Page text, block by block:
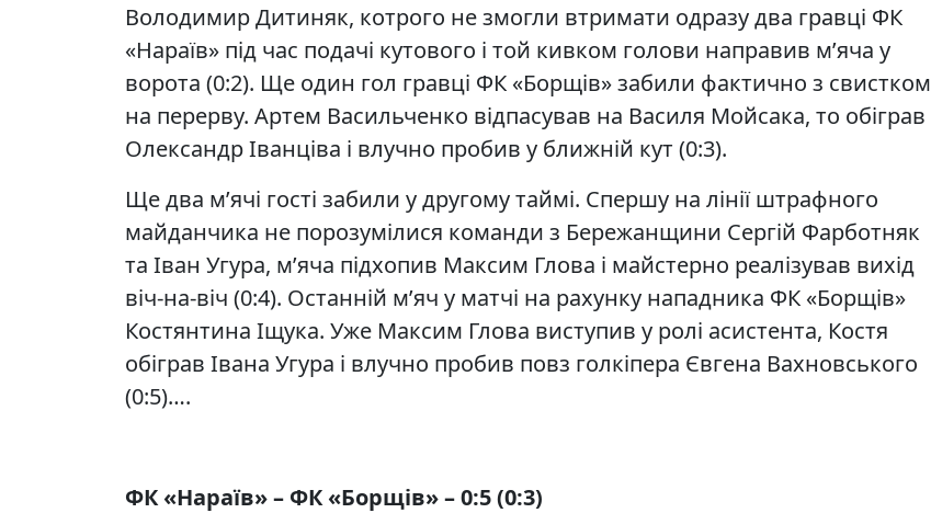
Володимир Дитиняк, котрого не змогли втримати одразу два гравці ФК
«Нараїв» під час подачі кутового і той кивком голови направив м’яча у
ворота (0:2). Ще один гол гравці ФК «Борщів» забили фактично з свистком
на перерву. Артем Васильченко відпасував на Василя Мойсака, то обіграв
Олександр Іванціва і влучно пробив у ближній кут (0:3).
Ще два м’ячі гості забили у другому таймі. Спершу на лінії штрафного
майданчика не порозумілися команди з Бережанщини Сергій Фарботняк
та Іван Угура, м’яча підхопив Максим Глова і майстерно реалізував вихід
віч-на-віч (0:4). Останній м’яч у матчі на рахунку нападника ФК «Борщів»
Костянтина Іщука. Уже Максим Глова виступив у ролі асистента, Костя
обіграв Івана Угура і влучно пробив повз голкіпера Євгена Вахновського
(0:5)….
ФК «Нараїв» – ФК «Борщів» – 0:5 (0:3)